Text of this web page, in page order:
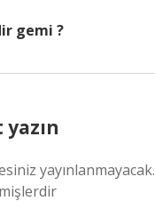
gemi ?
yazın
yayınlanmayacak.